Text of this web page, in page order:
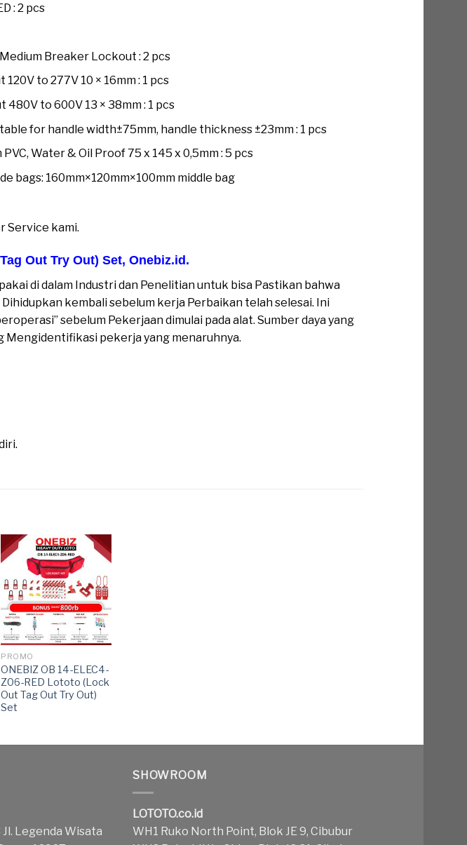
: 2 pcs
Breaker Lockout : 2 pcs
to 277V 10 × 16mm : 1 pcs
to 600V 13 × 38mm : 1 pcs
for handle width±75mm, handle thickness ±23mm : 1 pcs
Water & Oil Proof 75 x 145 x 0,5mm : 5 pcs
bags: 160mm×120mm×100mm middle bag
Service kami.
Out Try Out) Set, Onebiz.id .
di dalam Industri dan Penelitian untuk bisa Pastikan bahwa
kembali sebelum kerja Perbaikan telah selesai. Ini
sebelum Pekerjaan dimulai pada alat. Sumber daya yang
Mengidentifikasi pekerja yang menaruhnya.
PROMO
ONEBIZ OB 14-ELEC4-
Z06-RED Lototo (Lock
Out Tag Out Try Out)
Set
Legenda Wisata
SHOWROOM
LOTOTO.co.id
WH1 Ruko North Point, Blok JE 9, Cibubur